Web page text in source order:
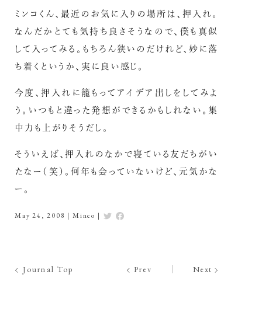
ミンコくん、最近のお気に入りの場所は、押入れ。
なんだかとても気持ち良さそうなので、僕も真似
して入ってみる。もちろん狭いのだけれど、妙に落
ち着くというか、実に良い感じ。
今度、押入れに籠もってアイデア出しをしてみよ
う。いつもと違った発想ができるかもしれない。集
中力も上がりそうだし。
そういえば、押入れのなかで寝ている友だちがい
たなー（笑）。何年も会っていないけど、元気かな
ー。
May 24, 2008 |Minco |
Journal Top Prev Next